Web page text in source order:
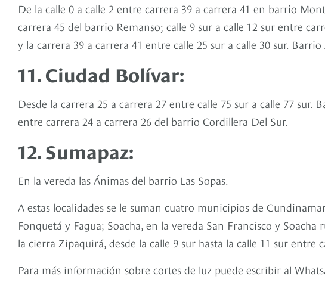
De la calle 0 a calle 2 entre carrera 39 a carrera 41 en barrio
carrera 45 del barrio Remanso; calle 9 sur a calle 12 sur entre
y la carrera 39 a carrera 41 entre calle 25 sur a calle 30 sur.
11. Ciudad Bolívar:
Desde la carrera 25 a carrera 27 entre calle 75 sur a calle 77 sur.
entre carrera 24 a carrera 26 del barrio Cordillera Del Sur.
12. Sumapaz:
En la vereda las Ánimas del barrio Las Sopas.
A estas localidades se le suman cuatro municipios de
Fonquetá y Fagua; Soacha, en la vereda San Francisco y
la cierra Zipaquirá, desde la calle 9 sur hasta la calle 11 sur entre
Para más información sobre cortes de luz puede escribir al